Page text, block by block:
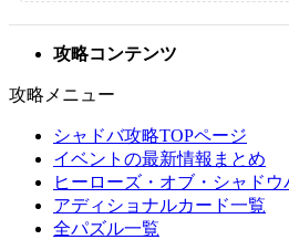
攻略コンテンツ
攻略メニュー
シャドバ攻略TOPページ
イベントの最新情報まとめ
ヒーローズ・オブ・シャド
アディショナルカード一覧
全パズル一覧